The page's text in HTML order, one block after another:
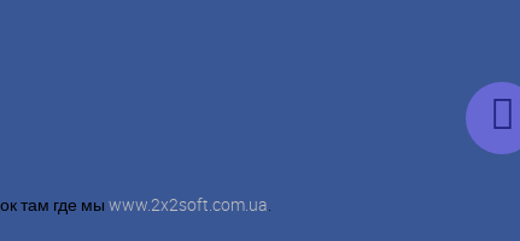
там где мы www.2x2soft.com.ua